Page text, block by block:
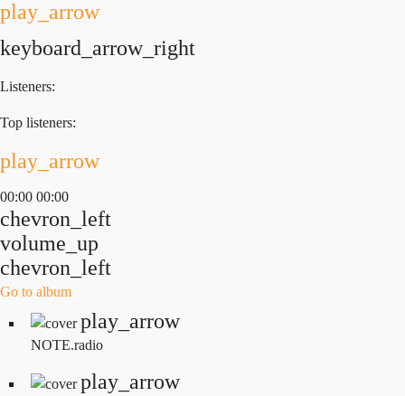
play_arrow
keyboard_arrow_right
Listeners:
Top listeners:
play_arrow
00:00 00:00
chevron_left
volume_up
chevron_left
Go to album
play_arrow
NOTE.radio
play_arrow